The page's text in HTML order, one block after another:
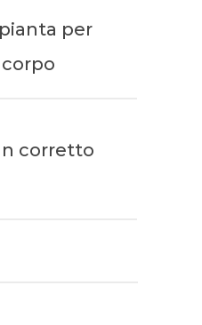
per
corretto